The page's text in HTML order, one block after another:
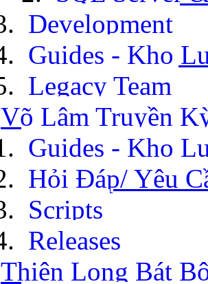
Development
Guides - Kho
Legacy Team
Võ Lâm Truyền
Guides - Kho
Hỏi Đáp/ Yêu
Scripts
Releases
Thiên Long Bát